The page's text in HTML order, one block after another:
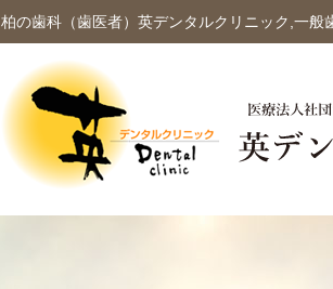
柏の歯科（歯医者）英デンタルクリニック,一般